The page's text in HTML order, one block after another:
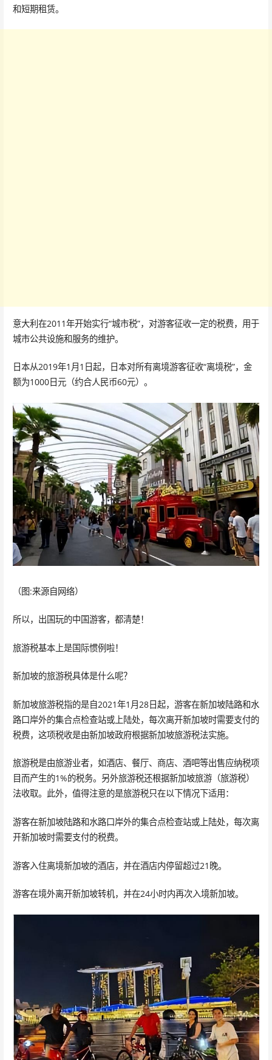
和短期租赁。
意大利在2011年开始实行“城市税”，对游客征收一定的税费，用于
城市公共设施和服务的维护。
日本从2019年1月1日起，日本对所有离境游客征收“离境税”，金
额为1000日元（约合人民币60元）。
（图:来源自网络）
所以，出国玩的中国游客，都清楚！
旅游税基本上是国际惯例啦！
新加坡的旅游税具体是什么呢？
新加坡旅游税指的是自2021年1月28日起，游客在新加坡陆路和水
路口岸外的集合点检查站或上陆处，每次离开新加坡时需要支付的
税费，这项税收是由新加坡政府根据新加坡旅游税法实施。
旅游税是由旅游业者，如酒店、餐厅、商店、酒吧等出售应纳税项
目而产生的1%的税务。另外旅游税还根据新加坡旅游（旅游税）
法收取。此外，值得注意的是旅游税只在以下情况下适用：
游客在新加坡陆路和水路口岸外的集合点检查站或上陆处，每次离
开新加坡时需要支付的税费。
游客入住离境新加坡的酒店，并在酒店内停留超过21晚。
游客在境外离开新加坡转机，并在24小时内再次入境新加坡。